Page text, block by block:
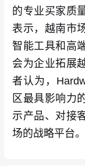
的专业买家质
表示，越南市
智能工具和高
会为企业拓展
者认为，
区最具影响力
示产品、对接
场的战略平台。